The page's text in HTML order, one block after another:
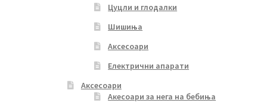
Цуцли и глодалки
Шишиња
Аксесоари
Електрични апарати
Аксесоари
Акесоари за нега на бебиња